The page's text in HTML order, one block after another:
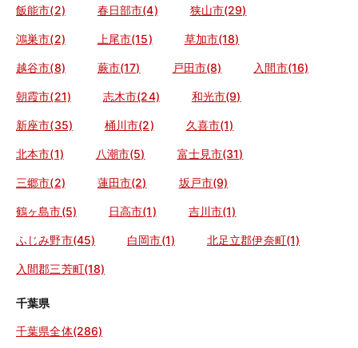
飯能市(2) 春日部市(4) 狭山市(29)
鴻巣市(2) 上尾市(15) 草加市(18)
越谷市(8) 蕨市(17) 戸田市(8) 入間市(16)
朝霞市(21) 志木市(24) 和光市(9)
新座市(35) 桶川市(2) 久喜市(1)
北本市(1) 八潮市(5) 富士見市(31)
三郷市(2) 蓮田市(2) 坂戸市(9)
鶴ヶ島市(5) 日高市(1) 吉川市(1)
ふじみ野市(45) 白岡市(1) 北足立郡伊奈町(1)
入間郡三芳町(18)
千葉県
千葉県全体(286)